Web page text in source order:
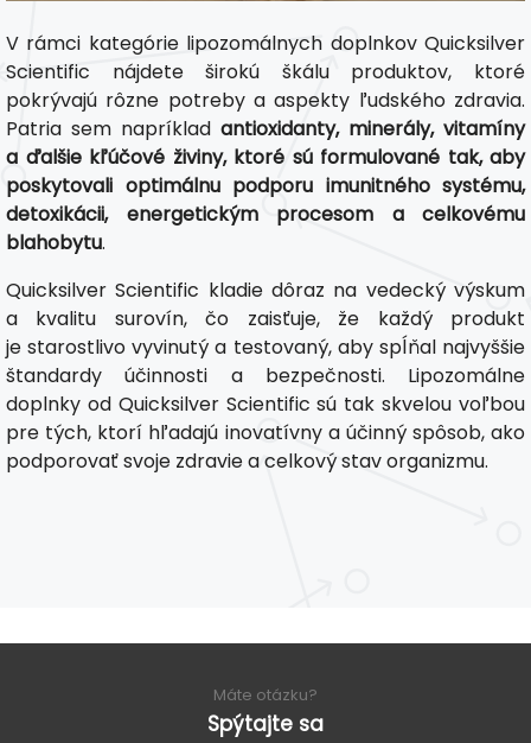
V rámci kategórie lipozomálnych doplnkov Quicksilver
Scientific nájdete širokú škálu produktov, ktoré
pokrývajú rôzne potreby a aspekty ľudského zdravia.
Patria sem napríklad antioxidanty, minerály, vitamíny
a ďalšie kľúčové živiny, ktoré sú formulované tak, aby
poskytovali optimálnu podporu imunitného systému,
detoxikácii, energetickým procesom a celkovému
blahobytu.
Quicksilver Scientific kladie dôraz na vedecký výskum
a kvalitu surovín, čo zaisťuje, že každý produkt
je starostlivo vyvinutý a testovaný, aby spĺňal najvyššie
štandardy účinnosti a bezpečnosti. Lipozomálne
doplnky od Quicksilver Scientific sú tak skvelou voľbou
pre tých, ktorí hľadajú inovatívny a účinný spôsob, ako
podporovať svoje zdravie a celkový stav organizmu.
Máte otázku?
Spýtajte sa